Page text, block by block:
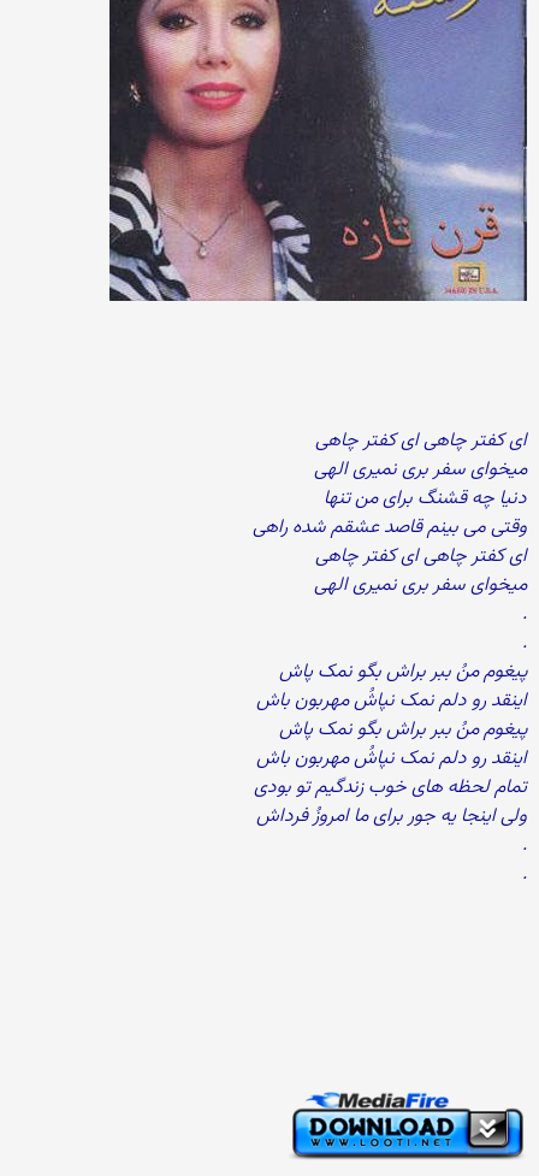
ای کفتر چاهی ای کفتر چاهی
میخوای سفر بری نمیری الهی
دنیا چه قشنگ برای من تنها
وقتی می بینم قاصد عشقم شده راهی
ای کفتر چاهی ای کفتر چاهی
میخوای سفر بری نمیری الهی
.
.
پیغوم منُ ببر براش بگو نمک پاش
اینقد رو دلم نمک نپاشُ مهربون باش
پیغوم منُ ببر براش بگو نمک پاش
اینقد رو دلم نمک نپاشُ مهربون باش
تمام لحظه های خوب زندگیم تو بودی
ولی اینجا یه جور برای ما امروزُ فرداش
.
.